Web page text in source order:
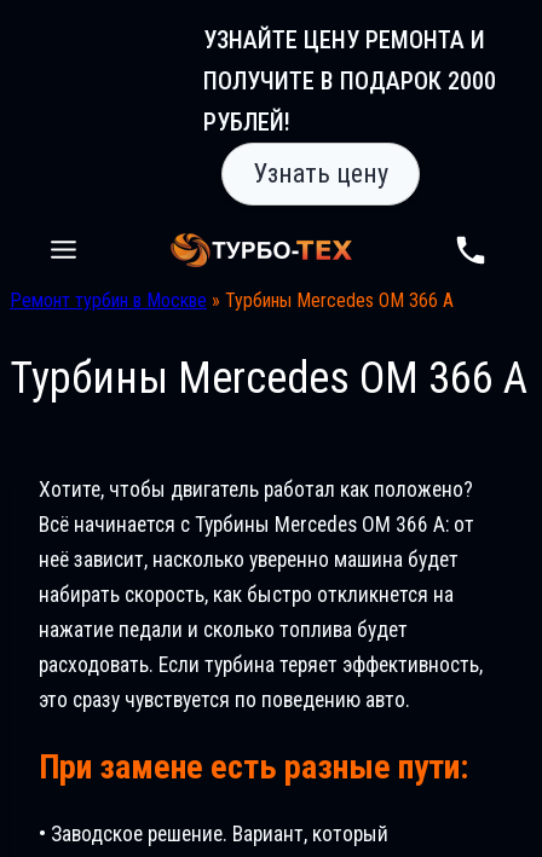
УЗНАЙТЕ ЦЕНУ РЕМОНТА И
ПОЛУЧИТЕ В ПОДАРОК 2000
РУБЛЕЙ!
Узнать цену
Ремонт турбин в Москве » Турбины Mercedes OM 366 A
Турбины Mercedes OM 366 A
Хотите, чтобы двигатель работал как положено?
Всё начинается с Турбины Mercedes OM 366 A: от
неё зависит, насколько уверенно машина будет
набирать скорость, как быстро откликнется на
нажатие педали и сколько топлива будет
расходовать. Если турбина теряет эффективность,
это сразу чувствуется по поведению авто.
При замене есть разные пути:
• Заводское решение. Вариант, который